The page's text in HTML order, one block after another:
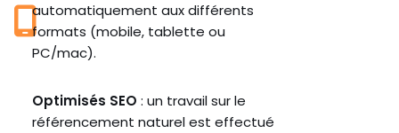
automatiquement aux différents
formats (mobile, tablette ou
PC/mac).
Optimisés SEO : un travail sur le
référencement naturel est effectué